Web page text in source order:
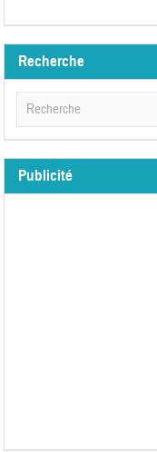
Recherche
Publicité